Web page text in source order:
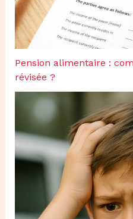
Pension alimentaire :
révisée ?